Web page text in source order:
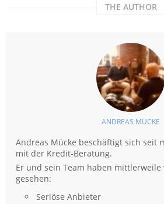
THE AUTHOR
ANDREAS MÜCKE
Andreas Mücke beschäftigt sich seit
mit der Kredit-Beratung.
Er und sein Team haben
gesehen:
Seriöse Anbieter